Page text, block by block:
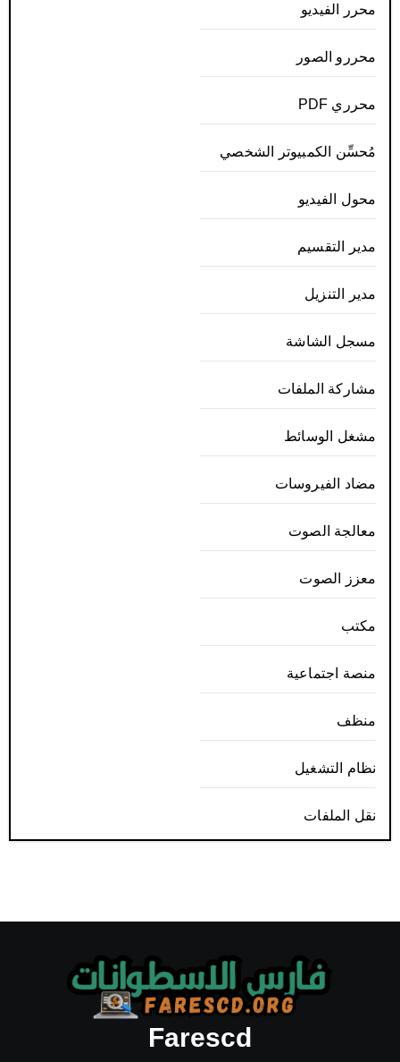
محرر الفيديو
محررو الصور
محرري PDF
مُحسِّن الكمبيوتر الشخصي
محول الفيديو
مدير التقسيم
مدير التنزيل
مسجل الشاشة
مشاركة الملفات
مشغل الوسائط
مضاد الفيروسات
معالجة الصوت
معزز الصوت
مكتب
منصة اجتماعية
منظف
نظام التشغيل
نقل الملفات
Farescd